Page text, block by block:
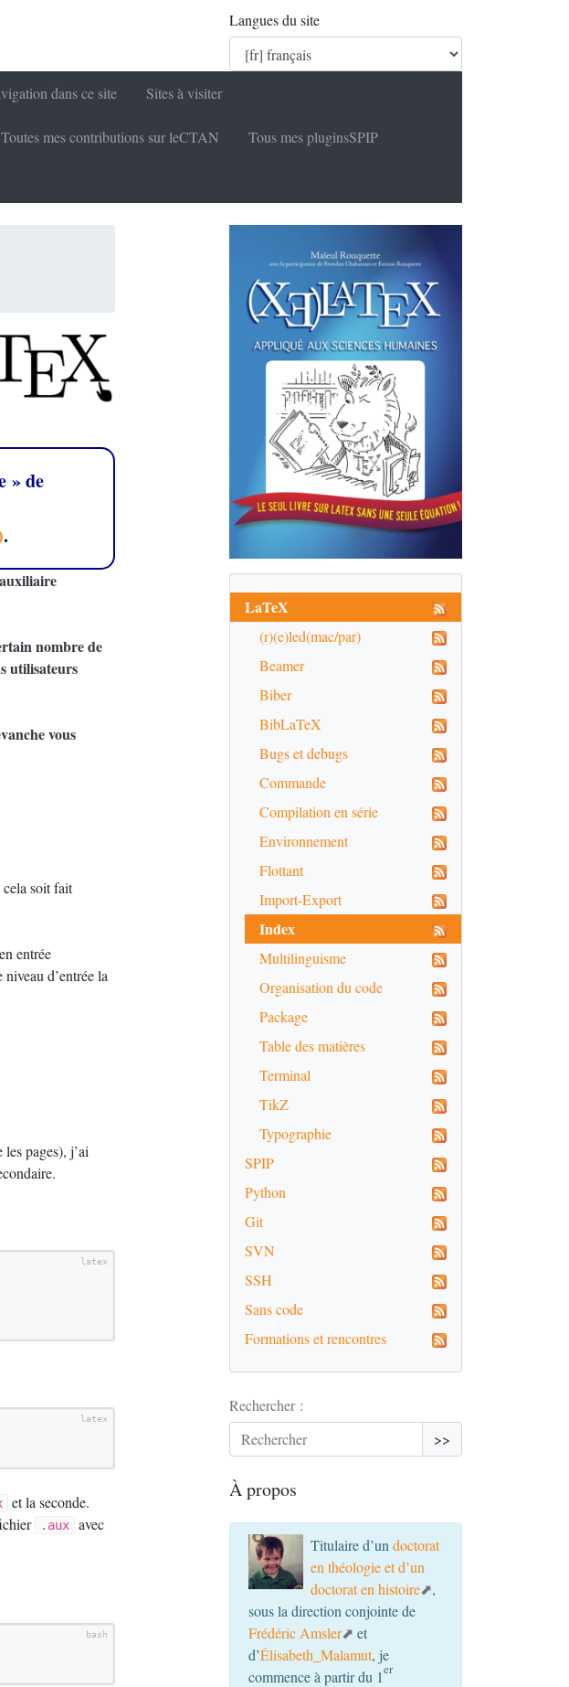
Langues du site
dans ce site Sites à visiter
Toutes mes contributions sur leCTAN Tous mes pluginsSPIP
» de
.
nombre de
utilisateurs
vous
cela soit fait
entrée
d’entrée la
pages), j’ai
et la seconde.
.aux
avec
LaTeX
(r)(e)led(mac/par)
Beamer
Biber
BibLaTeX
Bugs et debugs
Commande
Compilation en série
Environnement
Flottant
Import-Export
Index
Multilinguisme
Organisation du code
Package
Table des matières
Terminal
TikZ
Typographie
SPIP
Python
Git
SVN
SSH
Sans code
Formations et rencontres
Rechercher :
>>
À propos
Titulaire d’un doctorat
en théologie et d’un
doctorat en histoire
,
sous la direction conjointe de
Frédéric Amsler
et
d’Élisabeth_Malamut, je
commence à partir du 1er